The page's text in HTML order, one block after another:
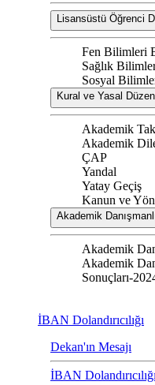
Lisansüstü Öğrenci
Fen Bilimleri
Sağlık
Sosyal
Kural ve Yasal
Akademik
Akademik
ÇAP
Yandal
Yatay Geçiş
Kanun ve
Akademik
Akademik
Akademik
Sonuçları-
İBAN Dolandırıcılığı
Dekan'ın Mesajı
İBAN